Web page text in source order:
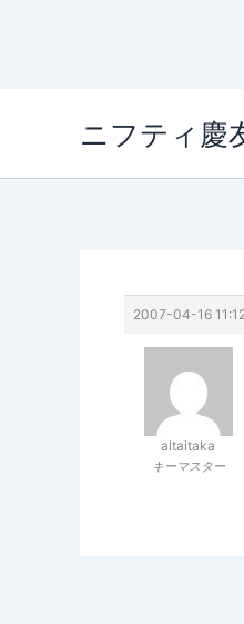
ニフティ慶
2007-04-16
altaitaka
キーマスター